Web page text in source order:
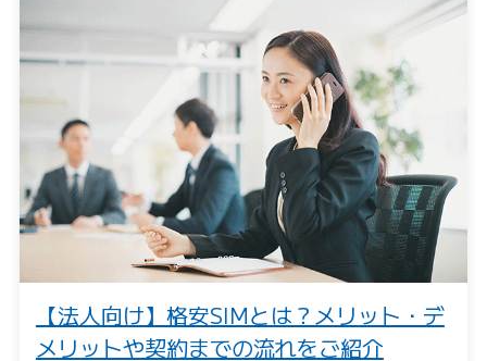
【法人向け】格安SIMとは？メリット・デ
メリットや契約までの流れをご紹介